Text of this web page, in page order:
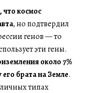
космос
, но подтвердил
генов — то
эти гены.
около 7%
брата на Земле.
типах